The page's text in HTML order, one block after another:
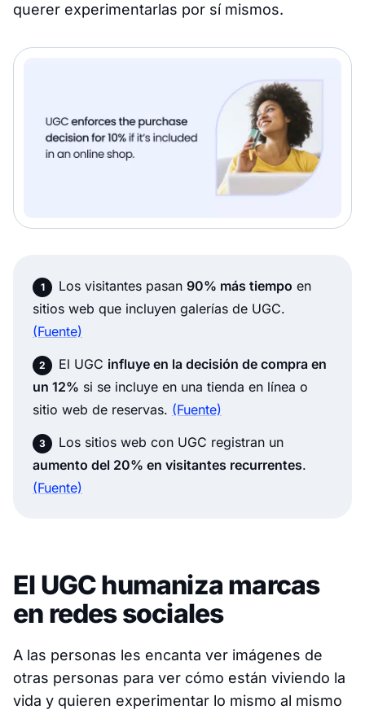
querer experimentarlas por sí mismos.
Los visitantes pasan 90% más tiempo en
sitios web que incluyen galerías de UGC.
(Fuente)
El UGC influye en la decisión de compra en
un 12% si se incluye en una tienda en línea o
sitio web de reservas. (Fuente)
Los sitios web con UGC registran un
aumento del 20% en visitantes recurrentes.
(Fuente)
El UGC humaniza marcas
en redes sociales
A las personas les encanta ver imágenes de
otras personas para ver cómo están viviendo la
vida y quieren experimentar lo mismo al mismo